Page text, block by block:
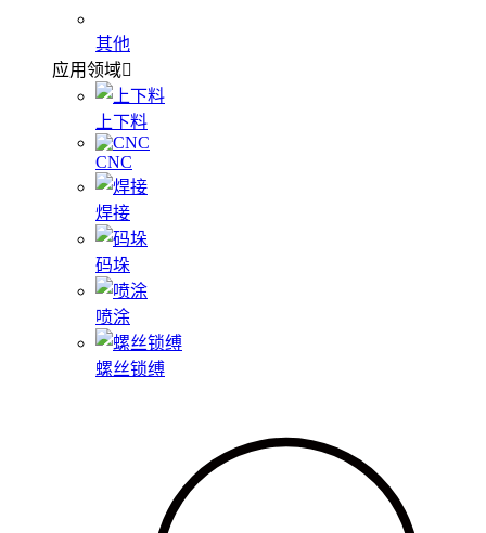
其他
应用领域
上下料
CNC
焊接
码垛
喷涂
螺丝锁缚